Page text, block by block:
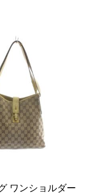
リーライン GGキ